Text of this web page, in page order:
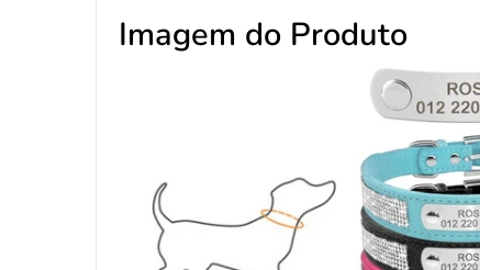
Imagem do Produto